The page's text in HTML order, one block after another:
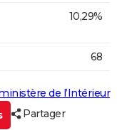
10,29%
68
de l’Intérieur
Partager